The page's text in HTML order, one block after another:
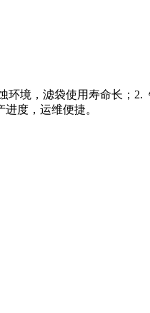
环境，滤袋使用寿命长；
度，运维便捷。